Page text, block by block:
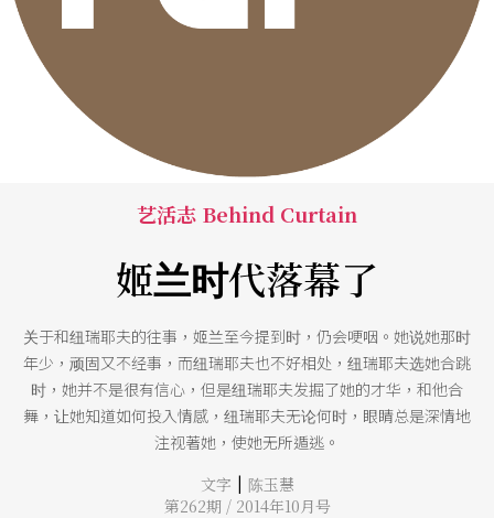
艺活志 Behind Curtain
姬兰时代落幕了
关于和纽瑞耶夫的往事，姬兰至今提到时，仍会哽咽。她说她那时
年少，顽固又不经事，而纽瑞耶夫也不好相处，纽瑞耶夫选她合跳
时，她并不是很有信心，但是纽瑞耶夫发掘了她的才华，和他合
舞，让她知道如何投入情感，纽瑞耶夫无论何时，眼睛总是深情地
注视著她，使她无所遁逃。
文字 | 陈玉慧
第262期 / 2014年10月号